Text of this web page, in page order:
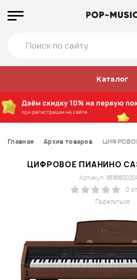
Каталог
Главная Архив товаров
ЦИФРОВОЕ ПИАНИНО
Поделиться
Артикул:
0